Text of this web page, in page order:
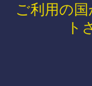
ご利用の
ト